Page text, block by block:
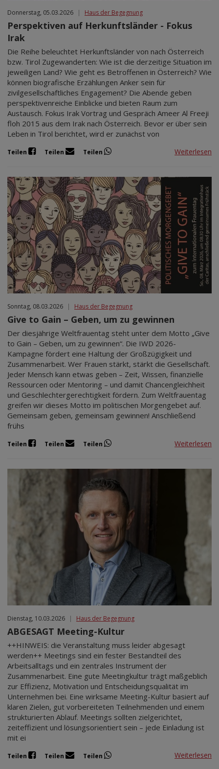
Donnerstag, 05.03.2026 | Haus der Begegnung
Perspektiven auf Herkunftsländer - Fokus
Irak
Die Reihe beleuchtet Herkunftsländer von nach Österreich
bzw. Tirol Zugewanderten: Wie ist die derzeitige Situation im
jeweiligen Land? Wie geht es Betroffenen in Österreich? Wie
können biografische Erzählungen Anker sein für
zivilgesellschaftliches Engagement? Die Abende geben
perspektivenreiche Einblicke und bieten Raum zum
Austausch. Fokus Irak Vortrag und Gespräch Ameer Al Freeji
floh 2015 aus dem Irak nach Österreich. Bevor er über sein
Leben in Tirol berichtet, wird er zunächst von
Teilen Teilen Teilen Weiterlesen
Sonntag, 08.03.2026 | Haus der Begegnung
Give to Gain – Geben, um zu gewinnen
Der diesjährige Weltfrauentag steht unter dem Motto „Give
to Gain – Geben, um zu gewinnen“. Die IWD 2026-
Kampagne fördert eine Haltung der Großzügigkeit und
Zusammenarbeit. Wer Frauen stärkt, stärkt die Gesellschaft.
Jeder Mensch kann etwas geben – Zeit, Wissen, finanzielle
Ressourcen oder Mentoring – und damit Chancengleichheit
und Geschlechtergerechtigkeit fördern. Zum Weltfrauentag
greifen wir dieses Motto im politischen Morgengebet auf.
Gemeinsam geben, gemeinsam gewinnen! Anschließend
frühs
Teilen Teilen Teilen Weiterlesen
Dienstag, 10.03.2026 | Haus der Begegnung
ABGESAGT Meeting-Kultur
++HINWEIS: die Veranstaltung muss leider abgesagt
werden++ Meetings sind ein fester Bestandteil des
Arbeitsalltags und ein zentrales Instrument der
Zusammenarbeit. Eine gute Meetingkultur trägt maßgeblich
zur Effizienz, Motivation und Entscheidungsqualität im
Unternehmen bei. Eine wirksame Meeting-Kultur basiert auf
klaren Zielen, gut vorbereiteten Teilnehmenden und einem
strukturierten Ablauf. Meetings sollten zielgerichtet,
zeiteffizient und lösungsorientiert sein – jede Einladung ist
mit ei
Teilen Teilen Teilen Weiterlesen